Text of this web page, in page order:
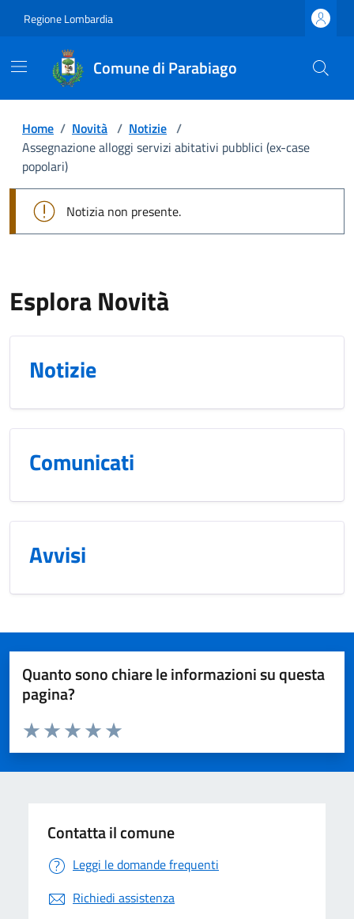
Regione Lombardia
Comune di Parabiago
Home / Novità / Notizie /
Assegnazione alloggi servizi abitativi pubblici (ex-case
popolari)
Notizia non presente.
Esplora Novità
Notizie
Comunicati
Avvisi
Quanto sono chiare le informazioni su questa
pagina?
Valuta da 1 a 5 stelle la pagina
Valuta 5 stelle su 5
Valuta 4 stelle su 5
Valuta 3 stelle su 5
Valuta 2 stelle su 5
Valuta 1 stelle su 5
Contatta il comune
Leggi le domande frequenti
Richiedi assistenza